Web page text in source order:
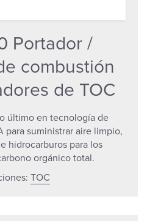
Portador /
combustión
de TOC
último en tecnología de
para suministrar aire limpio,
hidrocarburos para los
orgánico total.
TOC